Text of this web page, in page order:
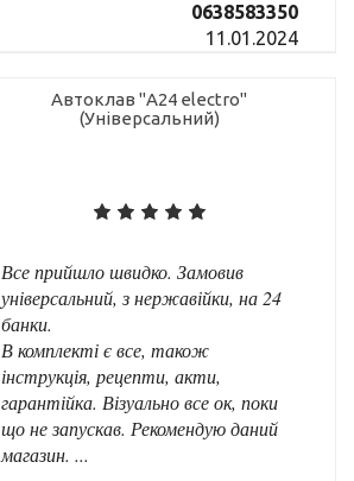
0638583350
11.01.2024
Автоклав "А24 electro"
(Універсальний)
Все прийшло швидко. Замовив
універсальний, з нержавійки, на 24
банки.
В комплекті є все, також
інструкція, рецепти, акти,
гарантійка. Візуально все ок, поки
що не запускав. Рекомендую даний
магазин. ...